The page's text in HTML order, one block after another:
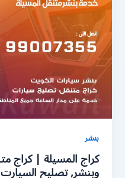
بنشر
وبنشر, تصليح السيارت